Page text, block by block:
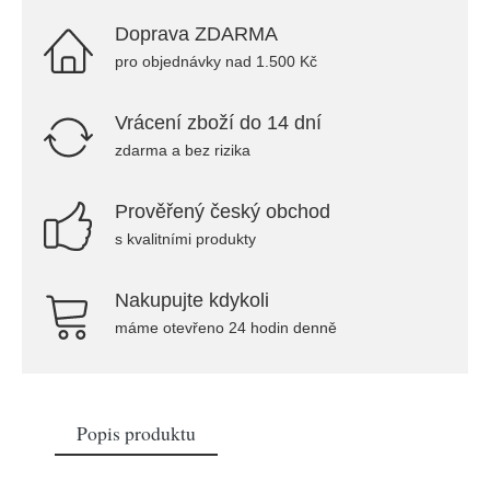
Doprava ZDARMA
pro objednávky nad 1.500 Kč
Vrácení zboží do 14 dní
zdarma a bez rizika
Prověřený český obchod
s kvalitními produkty
Nakupujte kdykoli
máme otevřeno 24 hodin denně
Popis produktu